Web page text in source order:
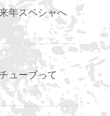
年スペシャへ
ューブって